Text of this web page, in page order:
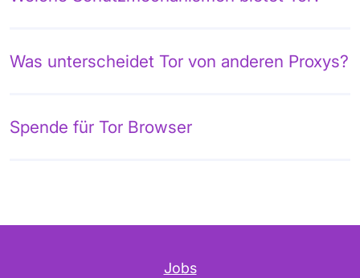
Was unterscheidet Tor von anderen Proxys?
Spende für Tor Browser
Jobs